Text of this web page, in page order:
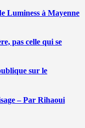
Luminess à Mayenne
pas celle qui se
sur le
– Par Rihaoui